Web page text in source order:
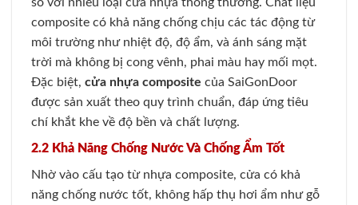
composite có khả năng chống chịu các tác động từ
môi trường như nhiệt độ, độ ẩm, và ánh sáng mặt
trời mà không bị cong vênh, phai màu hay mối mọt.
Đặc biệt, cửa nhựa composite của SaiGonDoor
được sản xuất theo quy trình chuẩn, đáp ứng tiêu
chí khắt khe về độ bền và chất lượng.
2.2 Khả Năng Chống Nước Và Chống Ẩm Tốt
Nhờ vào cấu tạo từ nhựa composite, cửa có khả
năng chống nước tốt, không hấp thụ hơi ẩm như gỗ